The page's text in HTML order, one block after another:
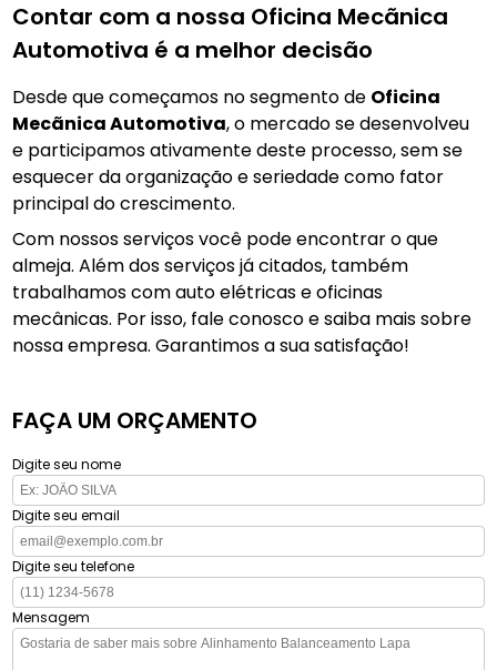
Contar com a nossa Oficina Mecãnica
Automotiva é a melhor decisão
Desde que começamos no segmento de Oficina
Mecãnica Automotiva, o mercado se desenvolveu
e participamos ativamente deste processo, sem se
esquecer da organização e seriedade como fator
principal do crescimento.
Com nossos serviços você pode encontrar o que
almeja. Além dos serviços já citados, também
trabalhamos com auto elétricas e oficinas
mecânicas. Por isso, fale conosco e saiba mais sobre
nossa empresa. Garantimos a sua satisfação!
FAÇA UM ORÇAMENTO
Digite seu nome
Digite seu email
Digite seu telefone
Mensagem